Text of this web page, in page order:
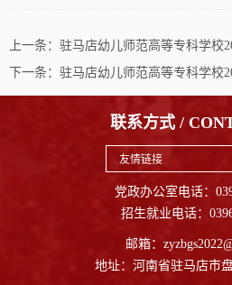
上一条： 驻马店幼儿师范高等专科学校
下一条： 驻马店幼儿师范高等专科学校
联系方式 /
友情链接
党政办公室电话：
招生就业电话：
邮箱：
地址：河南省驻马店市